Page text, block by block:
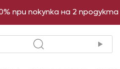
при покупка на 2 продукта